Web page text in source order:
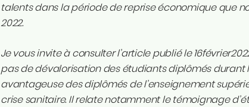
talents dans la période de reprise économique que
2022.
Je vous invite à consulter l’article publié le
pas de dévalorisation des étudiants diplômés durant
avantageuse des diplômés de l’enseignement
crise sanitaire. Il relate notamment le témoignage